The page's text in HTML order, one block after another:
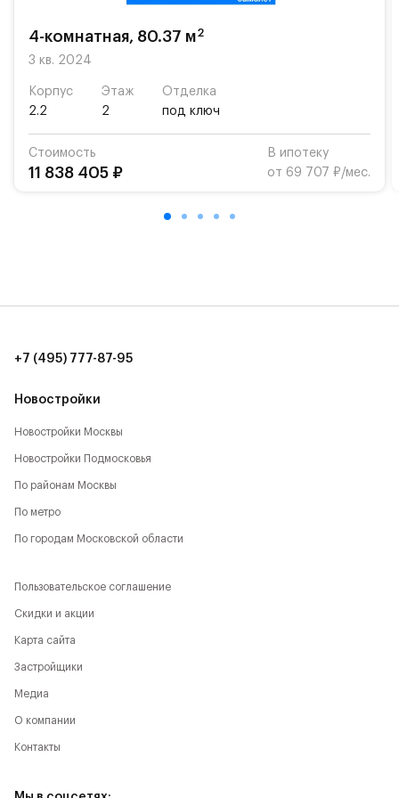
4-комнатная, 80.37 м2
3 кв. 2024
Корпус
2.2
Этаж
2
Отделка
под ключ
Стоимость
11 838 405 ₽
В ипотеку
от 69 707 ₽/мес.
Новостройки
Новостройки Москвы
Новостройки Подмосковья
По районам Москвы
По метро
По городам Московской области
+7 (495) 777-87-95
Пользовательское соглашение
Скидки и акции
Карта сайта
Застройщики
Медиа
О компании
Контакты